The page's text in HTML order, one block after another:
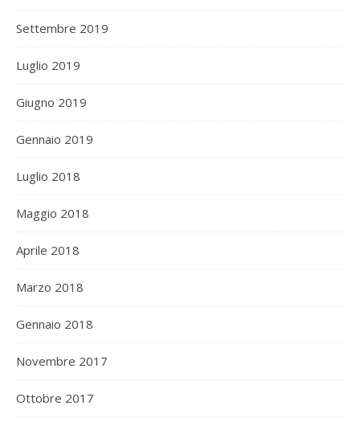
Settembre 2019
Luglio 2019
Giugno 2019
Gennaio 2019
Luglio 2018
Maggio 2018
Aprile 2018
Marzo 2018
Gennaio 2018
Novembre 2017
Ottobre 2017